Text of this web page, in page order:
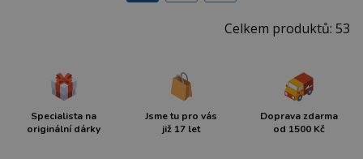
Celkem produktů: 53
Specialista na
originální dárky
Jsme tu pro vás
již 17 let
Doprava zdarma
od 1500 Kč